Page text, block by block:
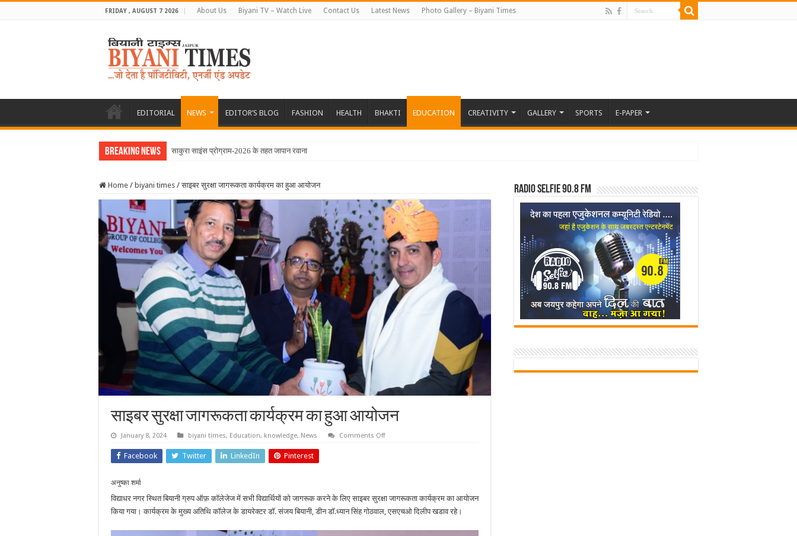
FRIDAY , AUGUST 7 2026 About Us Biyani TV – Watch Live Contact Us Latest News Photo Gallery – Biyani Times
EDITORIAL NEWS EDITOR’S BLOG FASHION HEALTH BHAKTI EDUCATION CREATIVITY GALLERY SPORTS E-PAPER
Breaking News साकुरा साइंस प्रोग्राम-2026 के तहत जापान रवाना हुई बियानी ग्रुप ऑफ कॉलेजेज की
Home / biyani times / साइबर सुरक्षा जागरूकता कार्यक्रम का हुआ आयोजन
साइबर सुरक्षा जागरूकता कार्यक्रम का हुआ आयोजन
January 8, 2024 biyani times, Education, knowledge, News Comments Offon
Facebook Twitter LinkedIn Pinterest
अनुष्का शर्मा
विद्याधर नगर स्थित बियानी ग्रुप ऑफ़ कॉलेजेज में सभी विद्यार्थियों को जागरूक करने के लिए साइबर सुरक्षा जागरूकता कार्यक्रम का आयोजन
किया गया। कार्यक्रम के मुख्य अतिथि कॉलेज के डायरेक्टर डॉ. संजय बियानी, डीन डॉ.ध्यान सिंह गोठवाल, एसएचओ दिलीप खडाव रहे।
Radio Selfie 90.8 FM